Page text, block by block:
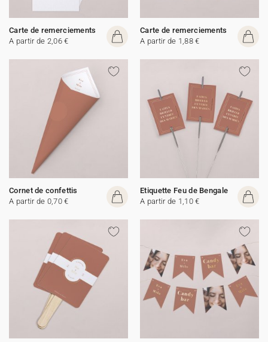
Carte de remerciements
A partir de 2,06 €
Carte de remerciements
A partir de 1,88 €
Cornet de confettis
A partir de 0,70 €
Etiquette Feu de Bengale
A partir de 1,10 €